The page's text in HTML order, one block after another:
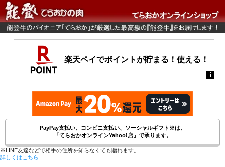
PayPay支払い、コンビニ支払い、ソーシャルギフト※は、
「てらおかオンラインYahoo!店」で承ります。
※LINE友達などで相手の住所を知らなくても贈れます。
詳しくはこちら